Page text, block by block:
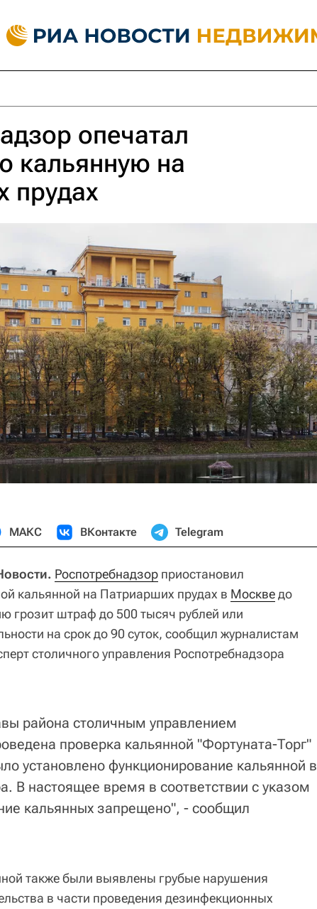
опечатал
кальянную на
прудах
МАКС ВКонтакте Telegram
Роспотребнадзор приостановил
кальянной на Патриарших прудах в Москведо
грозит штраф до 500 тысяч рублей или
на срок до 90 суток, сообщил журналистам
столичного управления Роспотребнадзора
района столичным управлением
проверка кальянной "Фортуната-Торг"
установлено функционирование кальянной в
В настоящее время в соответствии с указом
кальянных запрещено", - сообщил
также были выявлены грубые нарушения
в части проведения дезинфекционных